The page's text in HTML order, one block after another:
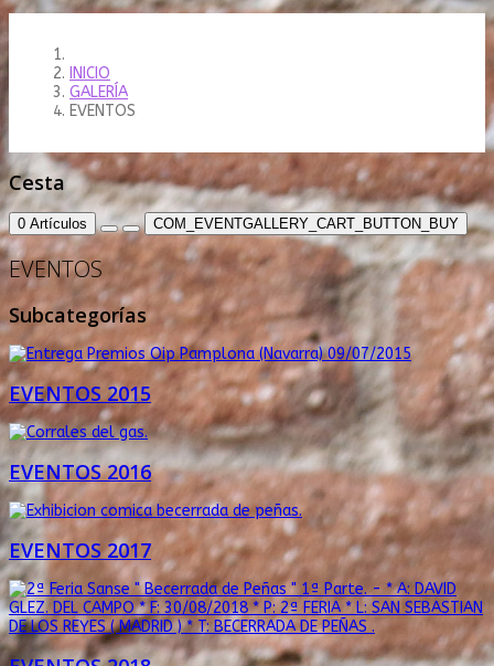
INICIO
GALERÍA
EVENTOS
Cesta
0 Artículos COM_EVENTGALLERY_CART_BUTTON_BUY
EVENTOS
Subcategorías
EVENTOS 2015
EVENTOS 2016
EVENTOS 2017